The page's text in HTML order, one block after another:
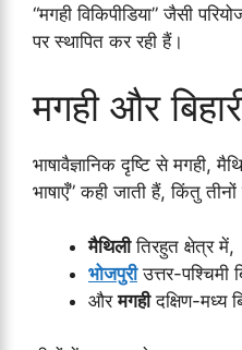
“मगही विकिपीडिया” जैसी
पर स्थापित कर रही हैं।
मगही और
भाषावैज्ञानिक दृष्टि से मगही,
भाषाएँ” कही जाती हैं, किंतु
मैथिलीतिरहुत क्षेत्र में,
भोजपुरीउत्तर-पश्चिमी
औरमगहीदक्षिण-मध्य